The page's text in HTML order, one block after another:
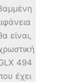
είναι,
494
έχει